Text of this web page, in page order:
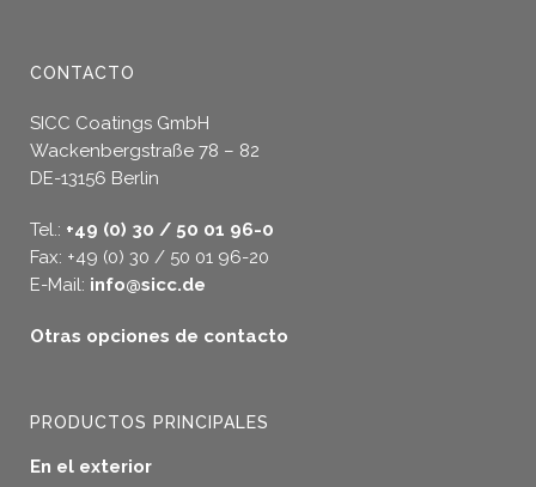
CONTACTO
SICC Coatings GmbH
Wackenbergstraße 78 – 82
DE-13156 Berlin
Tel.: +49 (0) 30 / 50 01 96-0
Fax: +49 (0) 30 / 50 01 96-20
E-Mail: info@sicc.de
Otras opciones de contacto
PRODUCTOS PRINCIPALES
En el exterior